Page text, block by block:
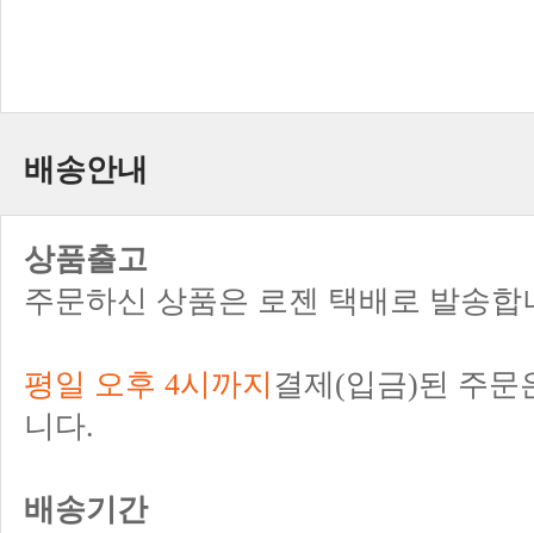
배송안내
상품출고
주문하신 상품은 로젠 택배로 발송합
평일 오후 4시까지 결제(입금)된 주문
니다.
배송기간